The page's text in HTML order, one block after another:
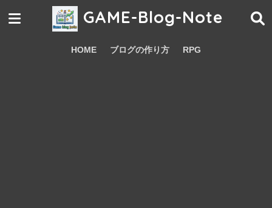
GAME-Blog-Note
HOME ブログの作り方 RPG